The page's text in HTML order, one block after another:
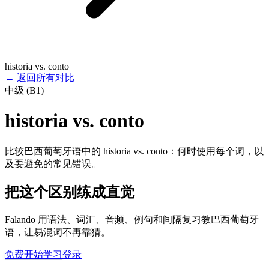
historia vs. conto
← 返回所有对比
中级 (B1)
historia vs. conto
比较巴西葡萄牙语中的 historia vs. conto：何时使用每个词，以
及要避免的常见错误。
把这个区别练成直觉
Falando 用语法、词汇、音频、例句和间隔复习教巴西葡萄牙
语，让易混词不再靠猜。
免费开始学习登录